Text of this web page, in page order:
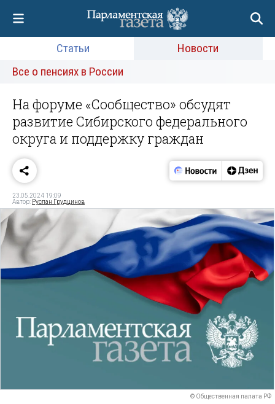
Статьи
Новости
Все о пенсиях в России
На форуме «Сообщество» обсудят
развитие Сибирского федерального
округа и поддержку граждан
23.05.2024 19:09
Автор: Руслан Грудцинов
© Общественная палата РФ